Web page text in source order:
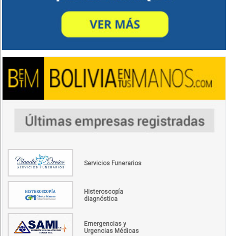
Servicios Funerarios
Histeroscopía
diagnóstica
Emergencias y
Urgencias Médicas